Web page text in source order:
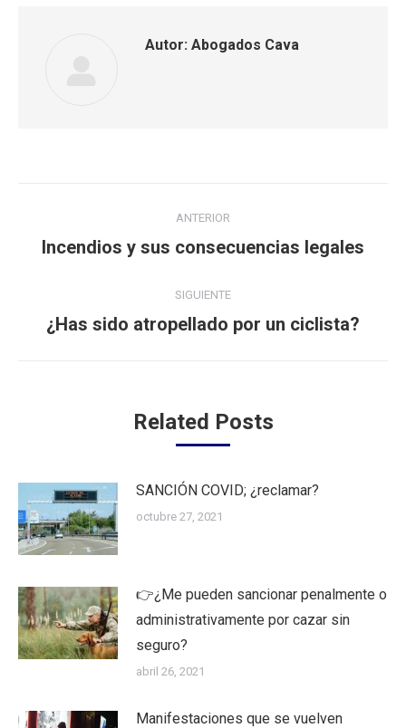
Autor: Abogados Cava
entre
publicaciones
ANTERIOR
Publicación
Incendios y sus consecuencias legales
SIGUIENTE
Publicación
¿Has sido atropellado por un ciclista?
Related Posts
SANCIÓN COVID; ¿reclamar?
octubre 27, 2021
👉¿Me pueden sancionar penalmente o
administrativamente por cazar sin
seguro?
abril 26, 2021
Manifestaciones que se vuelven